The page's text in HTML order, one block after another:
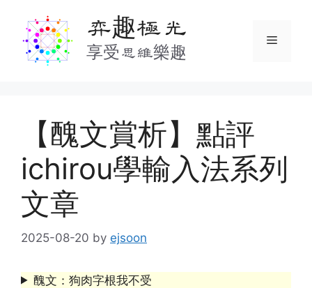
content
弈趣極光
享受思維樂趣
Menu
【醜文賞析】點評
ichirou學輸入法系列
文章
2025-08-20 by ejsoon
醜文：狗肉字根我不受